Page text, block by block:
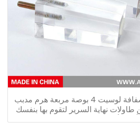
أرجل أريكة أكريليك شفافة لوسيت 4 بوصة مربعة هرم مدبب
طاولات نهاية السرير لتقوم بها بنفسك
أقدام أثاث الساق